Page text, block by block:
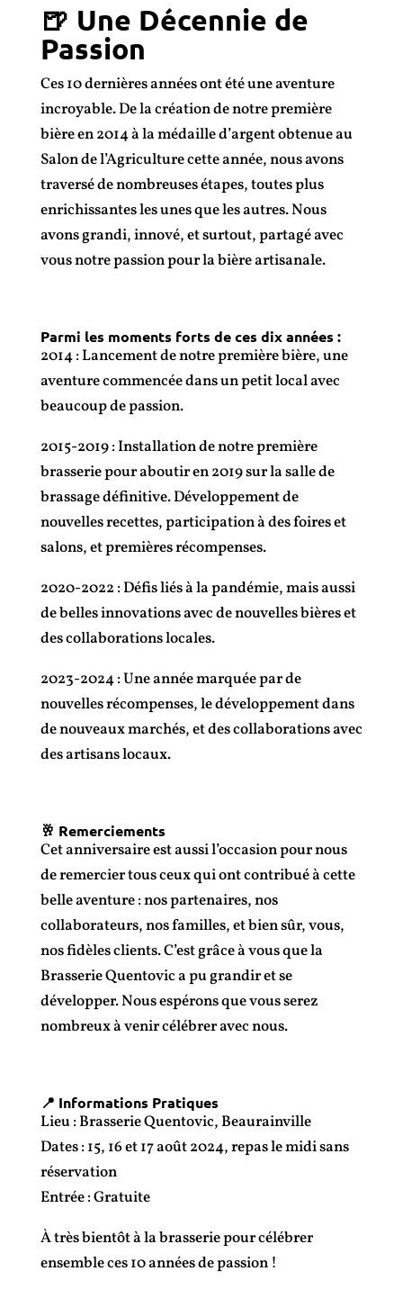
🍺 Une Décennie de
Passion
Ces 10 dernières années ont été une aventure
incroyable. De la création de notre première
bière en 2014 à la médaille d’argent obtenue au
Salon de l’Agriculture cette année, nous avons
traversé de nombreuses étapes, toutes plus
enrichissantes les unes que les autres. Nous
avons grandi, innové, et surtout, partagé avec
vous notre passion pour la bière artisanale.
Parmi les moments forts de ces dix années :
2014 : Lancement de notre première bière, une
aventure commencée dans un petit local avec
beaucoup de passion.
2015-2019 : Installation de notre première
brasserie pour aboutir en 2019 sur la salle de
brassage définitive. Développement de
nouvelles recettes, participation à des foires et
salons, et premières récompenses.
2020-2022 : Défis liés à la pandémie, mais aussi
de belles innovations avec de nouvelles bières et
des collaborations locales.
2023-2024 : Une année marquée par de
nouvelles récompenses, le développement dans
de nouveaux marchés, et des collaborations avec
des artisans locaux.
🥂 Remerciements
Cet anniversaire est aussi l’occasion pour nous
de remercier tous ceux qui ont contribué à cette
belle aventure : nos partenaires, nos
collaborateurs, nos familles, et bien sûr, vous,
nos fidèles clients. C’est grâce à vous que la
Brasserie Quentovic a pu grandir et se
développer. Nous espérons que vous serez
nombreux à venir célébrer avec nous.
📍 Informations Pratiques
Lieu : Brasserie Quentovic, Beaurainville
Dates : 15, 16 et 17 août 2024, repas le midi sans
réservation
Entrée : Gratuite
À très bientôt à la brasserie pour célébrer
ensemble ces 10 années de passion !